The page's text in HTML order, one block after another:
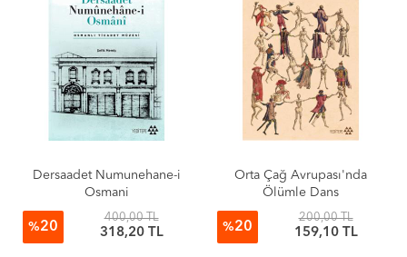
Dersaadet Numunehane-i
Osmani
%20
400,00 TL
318,20 TL
Orta Çağ Avrupası'nda
Ölümle Dans
%20
200,00 TL
159,10 TL